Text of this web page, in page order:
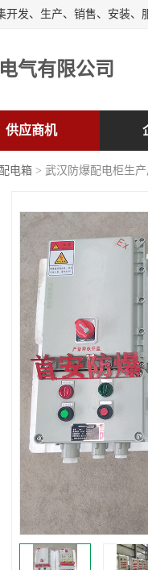
气有限公司
供应商机
电箱 > 武汉防爆配电柜生